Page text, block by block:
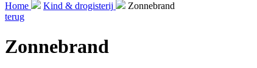
Home
Kind & drogisterij
Zonnebrand
terug
Zonnebrand